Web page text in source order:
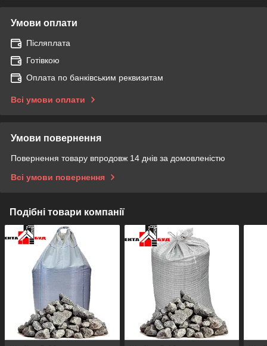
Умови оплати
Післяплата
Готівкою
Оплата по банківським реквизитам
Всі умови оплати
Умови повернення
Повернення товару впродовж 14 днів за домовленістю
Всі умови повернення
Подібні товари компанії